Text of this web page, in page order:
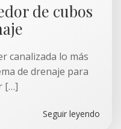
de cubos
canalizada lo más
de drenaje para
[…]
Seguir leyendo